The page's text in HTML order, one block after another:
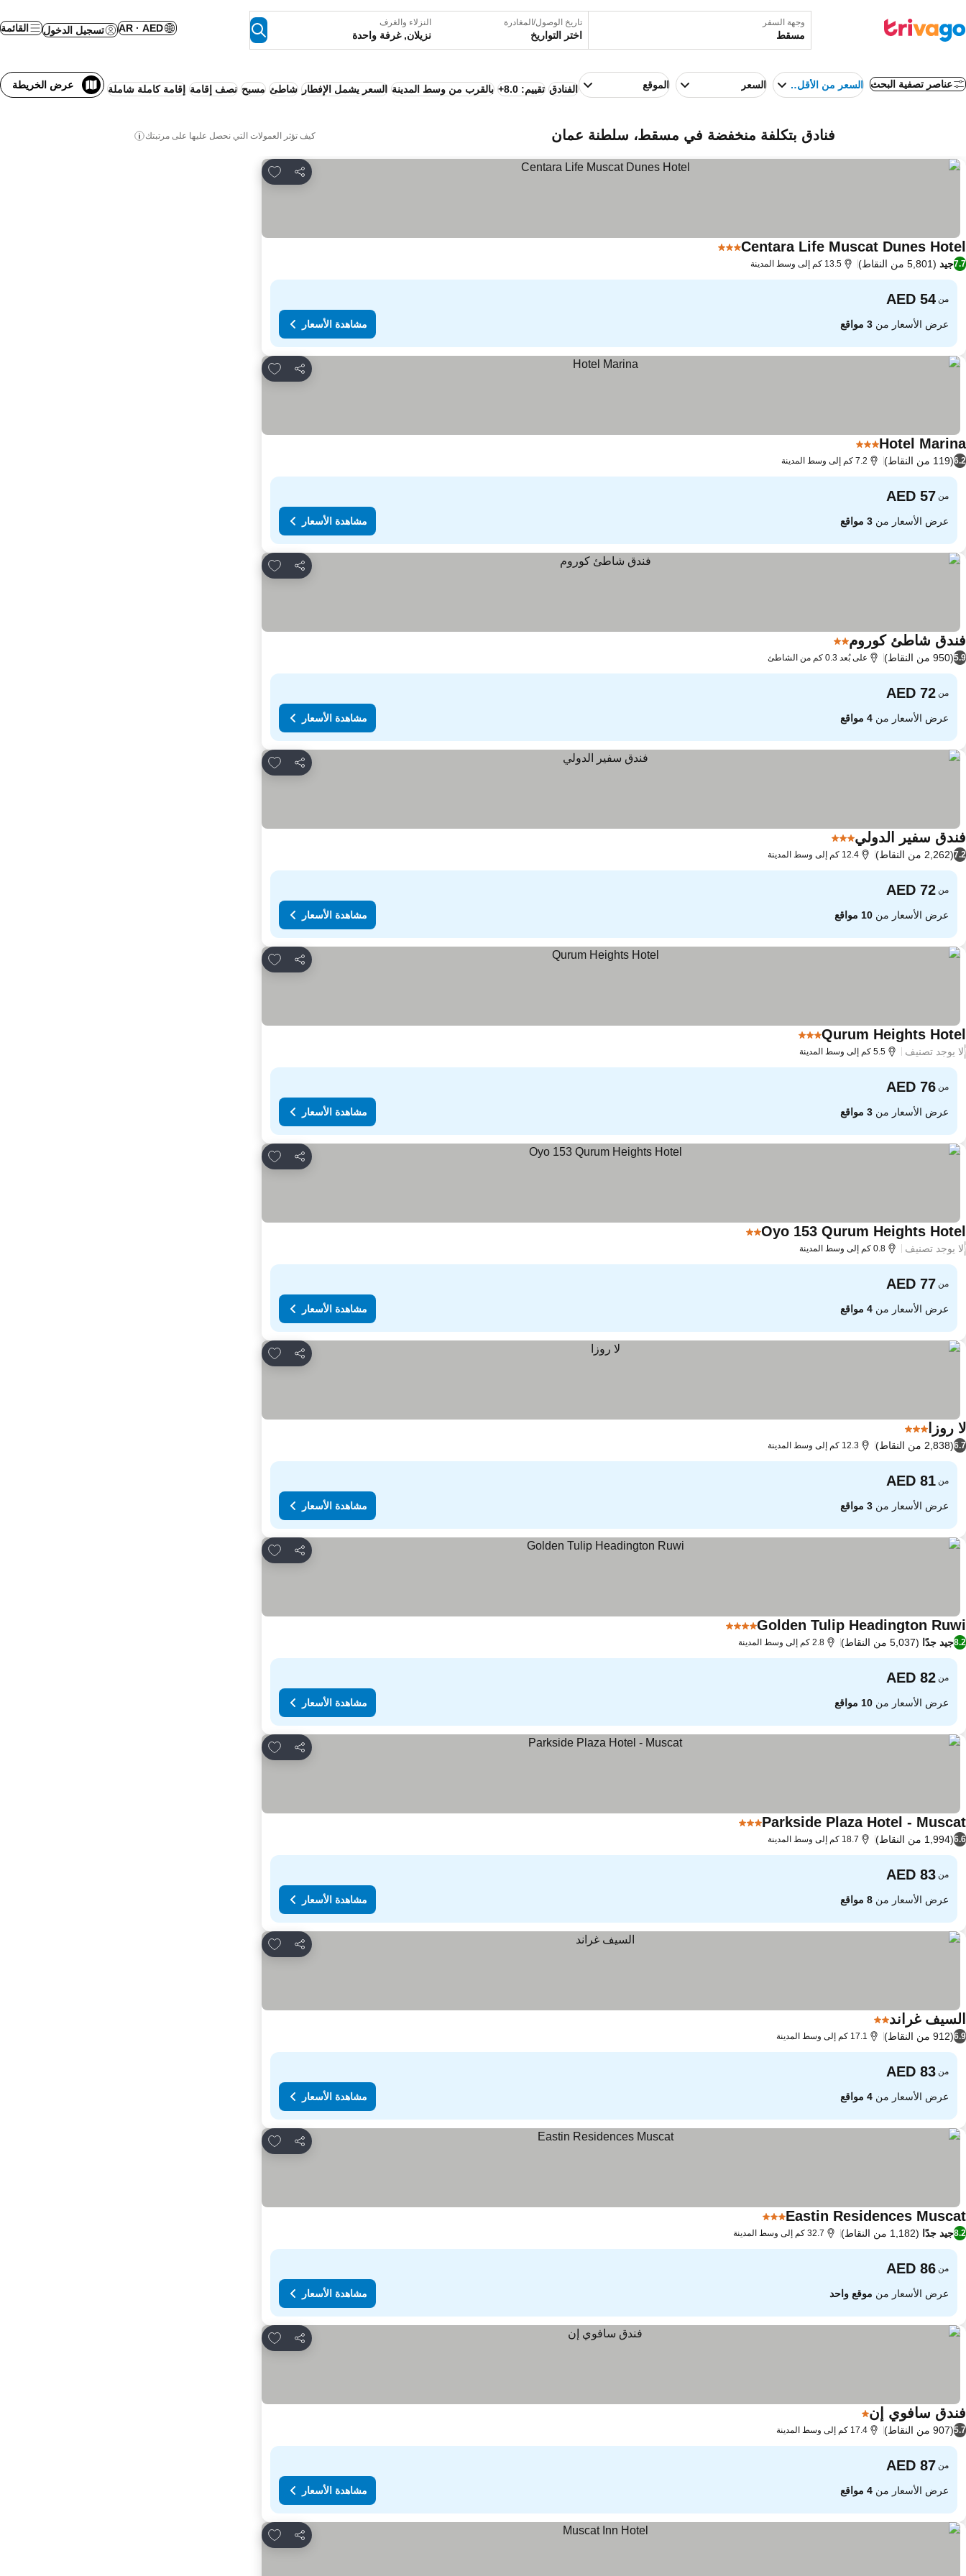
وجهة السفر تاريخ الوصول/المغادرة
اختر التواريخ
النزلاء والغرف
نزيلان, غرفة واحدة
AR · AED تسجيل الدخول القائمة
عناصر تصفية البحث السعر من الأقل إلى الأعلى
السعر الموقع الفنادق تقييم: 8.0+ بالقرب من وسط المدينة السعر يشمل الإفطار شاطئ مسبح نصف إقامة إقامة كاملة شاملة منتجع إلغاء مجاني شقة
عرض الخريطة
فنادق بتكلفة منخفضة في مسقط، سلطنة عمان كيف تؤثر العمولات التي نحصل عليها على مرتبتك
مشاركة
Add to favorites
Centara Life Muscat Dunes Hotel3 عدد النجوم
7.7جيد (5,801 من النقاط) 13.5 كم إلى وسط المدينة
من
عرض الأسعار من 3 مواقع مشاهدة الأسعار
مشاركة
Add to favorites
Hotel Marina3 عدد النجوم
6.2(119 من النقاط) 7.2 كم إلى وسط المدينة
من
عرض الأسعار من 3 مواقع مشاهدة الأسعار
مشاركة
Add to favorites
فندق شاطئ كوروم2 عدد النجوم
5.9(950 من النقاط) على بُعد 0.3 كم من الشاطئ
من
عرض الأسعار من 4 مواقع مشاهدة الأسعار
مشاركة
Add to favorites
فندق سفير الدولي3 عدد النجوم
7.2(2,262 من النقاط) 12.4 كم إلى وسط المدينة
من
عرض الأسعار من 10 مواقع مشاهدة الأسعار
مشاركة
Add to favorites
Qurum Heights Hotel3 عدد النجوم
/لا يوجد تصنيف 5.5 كم إلى وسط المدينة
من
عرض الأسعار من 3 مواقع مشاهدة الأسعار
مشاركة
Add to favorites
Oyo 153 Qurum Heights Hotel2 عدد النجوم
/لا يوجد تصنيف 0.8 كم إلى وسط المدينة
من
عرض الأسعار من 4 مواقع مشاهدة الأسعار
مشاركة
Add to favorites
لا روزا 3 عدد النجوم
6.7(2,838 من النقاط) 12.3 كم إلى وسط المدينة
من
عرض الأسعار من 3 مواقع مشاهدة الأسعار
مشاركة
Add to favorites
Golden Tulip Headington Ruwi4 عدد النجوم
8.2جيد جدًا (5,037 من النقاط) 2.8 كم إلى وسط المدينة
من
عرض الأسعار من 10 مواقع مشاهدة الأسعار
مشاركة
Add to favorites
Parkside Plaza Hotel - Muscat3 عدد النجوم
6.6(1,994 من النقاط) 18.7 كم إلى وسط المدينة
من
عرض الأسعار من 8 مواقع مشاهدة الأسعار
مشاركة
Add to favorites
السيف غراند2 عدد النجوم
6.9(912 من النقاط) 17.1 كم إلى وسط المدينة
من
عرض الأسعار من 4 مواقع مشاهدة الأسعار
مشاركة
Add to favorites
Eastin Residences Muscat3 عدد النجوم
8.2جيد جدًا (1,182 من النقاط) 32.7 كم إلى وسط المدينة
من
عرض الأسعار من موقع واحد مشاهدة الأسعار
مشاركة
Add to favorites
فندق سافوي إن1 عدد النجوم
5.7(907 من النقاط) 17.4 كم إلى وسط المدينة
من
عرض الأسعار من 4 مواقع مشاهدة الأسعار
مشاركة
Add to favorites